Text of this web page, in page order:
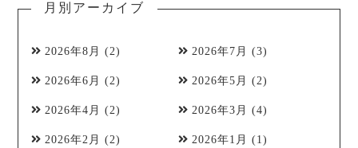
月別アーカイブ
2026年8月 (2) 2026年7月 (3)
2026年6月 (2) 2026年5月 (2)
2026年4月 (2) 2026年3月 (4)
2026年2月 (2) 2026年1月 (1)